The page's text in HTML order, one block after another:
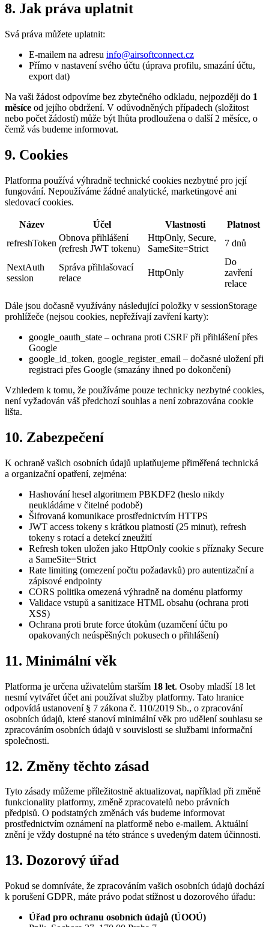
8. Jak práva uplatnit
Svá práva můžete uplatnit:
E-mailem na adresu info@airsoftconnect.cz
Přímo v nastavení svého účtu (úprava profilu, smazání účtu,
export dat)
Na vaši žádost odpovíme bez zbytečného odkladu, nejpozději do 1
měsíce od jejího obdržení. V odůvodněných případech (složitost
nebo počet žádostí) může být lhůta prodloužena o další 2 měsíce, o
čemž vás budeme informovat.
9. Cookies
Platforma používá výhradně technické cookies nezbytné pro její
fungování. Nepoužíváme žádné analytické, marketingové ani
sledovací cookies.
Název Účel Vlastnosti
Platnost
refreshToken
Obnova přihlášení
(refresh JWT tokenu)
HttpOnly, Secure,
SameSite=Strict
7 dnů
NextAuth
session
Správa přihlašovací
relace
HttpOnly
Do
zavření
relace
Dále jsou dočasně využívány následující položky v sessionStorage
prohlížeče (nejsou cookies, nepřežívají zavření karty):
google_oauth_state – ochrana proti CSRF při přihlášení přes
Google
google_id_token, google_register_email – dočasné uložení při
registraci přes Google (smazány ihned po dokončení)
Vzhledem k tomu, že používáme pouze technicky nezbytné cookies,
není vyžadován váš předchozí souhlas a není zobrazována cookie
lišta.
10. Zabezpečení
K ochraně vašich osobních údajů uplatňujeme přiměřená technická
a organizační opatření, zejména:
Hashování hesel algoritmem PBKDF2 (heslo nikdy
neukládáme v čitelné podobě)
Šifrovaná komunikace prostřednictvím HTTPS
JWT access tokeny s krátkou platností (25 minut), refresh
tokeny s rotací a detekcí zneužití
Refresh token uložen jako HttpOnly cookie s příznaky Secure
a SameSite=Strict
Rate limiting (omezení počtu požadavků) pro autentizační a
zápisové endpointy
CORS politika omezená výhradně na doménu platformy
Validace vstupů a sanitizace HTML obsahu (ochrana proti
XSS)
Ochrana proti brute force útokům (uzamčení účtu po
opakovaných neúspěšných pokusech o přihlášení)
11. Minimální věk
Platforma je určena uživatelům starším 18 let. Osoby mladší 18 let
nesmí vytvářet účet ani používat služby platformy. Tato hranice
odpovídá ustanovení § 7 zákona č. 110/2019 Sb., o zpracování
osobních údajů, které stanoví minimální věk pro udělení souhlasu se
zpracováním osobních údajů v souvislosti se službami informační
společnosti.
12. Změny těchto zásad
Tyto zásady můžeme příležitostně aktualizovat, například při změně
funkcionality platformy, změně zpracovatelů nebo právních
předpisů. O podstatných změnách vás budeme informovat
prostřednictvím oznámení na platformě nebo e-mailem. Aktuální
znění je vždy dostupné na této stránce s uvedeným datem účinnosti.
13. Dozorový úřad
Pokud se domníváte, že zpracováním vašich osobních údajů dochází
k porušení GDPR, máte právo podat stížnost u dozorového úřadu:
Úřad pro ochranu osobních údajů (ÚOOÚ)